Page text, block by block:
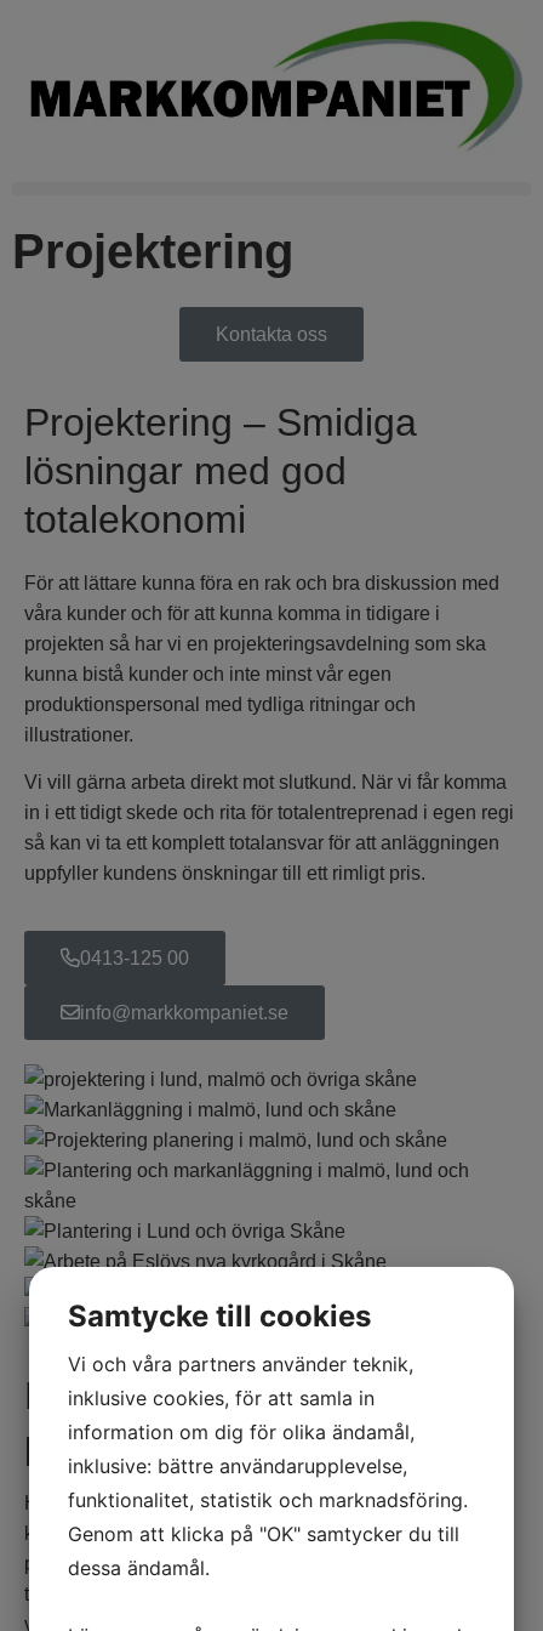
Projektering
Kontakta oss
Projektering – Smidiga
lösningar med god
totalekonomi
För att lättare kunna föra en rak och bra diskussion med
våra kunder och för att kunna komma in tidigare i
projekten så har vi en projekteringsavdelning som ska
kunna bistå kunder och inte minst vår egen
produktionspersonal med tydliga ritningar och
illustrationer.
Vi vill gärna arbeta direkt mot slutkund. När vi får komma
in i ett tidigt skede och rita för totalentreprenad i egen regi
så kan vi ta ett komplett totalansvar för att anläggningen
uppfyller kundens önskningar till ett rimligt pris.
0413-125 00
info@markkompaniet.se
Kontakta oss för
projektering av utemiljöer
Hos oss är sällan ritande ett självändamål utan ett stöd i
kommunikationen parterna emellan. Vår ambition är att
på ett snabbt och smidigt sätt illustrera och “bolla” en
tänkt anläggning med kunden och vi vill mena att vi med
vår erfarenhet från att sitta vägg i vägg med både kalkyl
Samtycke till cookies
Vi och våra partners använder teknik,
inklusive cookies, för att samla in
information om dig för olika ändamål,
inklusive: bättre användarupplevelse,
funktionalitet, statistik och marknadsföring.
Genom att klicka på "OK" samtycker du till
dessa ändamål.